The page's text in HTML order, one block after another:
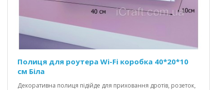
Полиця для роутера Wi-Fi коробка 40*20*10
см Біла
Декоративна полиця підійде для приховання дротів, розеток,